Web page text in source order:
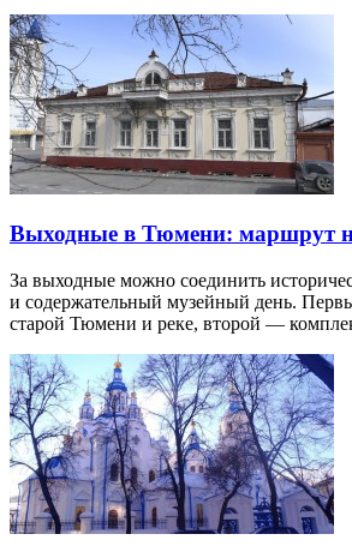
Выходные в Тюмени: маршрут
За выходные можно соединить
и содержательный музейный день.
старой Тюмени и реке, второй —